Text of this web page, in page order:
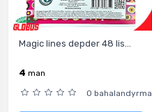
Magic lines depder 48 lis...
4 man
0 bahalandyrma